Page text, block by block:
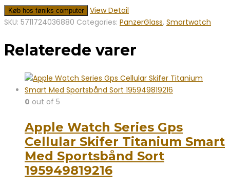
Køb hos føniks computer
View Detail
SKU: 5711724036880 Categories: PanzerGlass, Smartwatch
Relaterede varer
0 out of 5
Apple Watch Series Gps
Cellular Skifer Titanium Smart
Med Sportsbånd Sort
195949819216